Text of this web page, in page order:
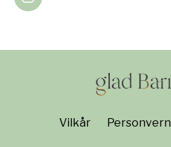
Vilkår Personvern